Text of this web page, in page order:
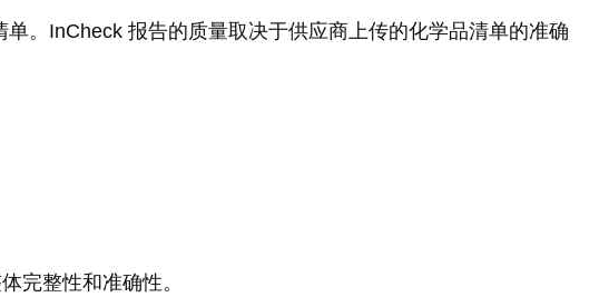
。InCheck 报告的质量取决于供应商上传的化学品清单的准确
完整性和准确性。